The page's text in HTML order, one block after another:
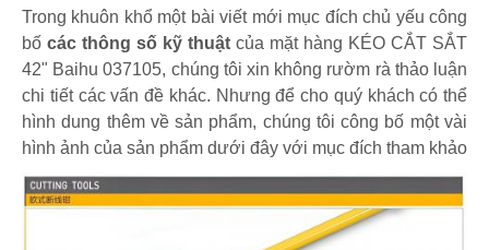
Trong khuôn khổ một bài viết mới mục đích chủ yếu công
bố các thông số kỹ thuật của mặt hàng KÉO CẮT SẮT
42" Baihu 037105, chúng tôi xin không rườm rà thảo luận
chi tiết các vấn đề khác. Nhưng để cho quý khách có thể
hình dung thêm về sản phẩm, chúng tôi công bố một vài
hình ảnh của sản phẩm dưới đây với mục đích tham khảo